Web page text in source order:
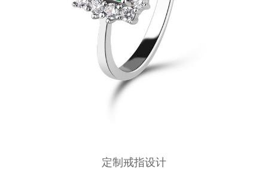
定制戒指设计